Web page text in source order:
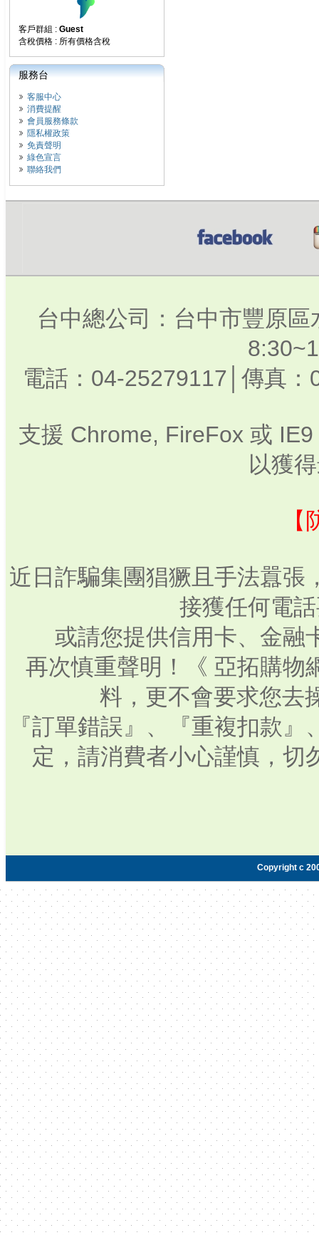
客戶群組 : Guest
含稅價格 : 所有價格含稅
服務台
客服中心
消費提醒
會員服務條款
隱私權政策
免責聲明
綠色宣言
聯絡我們
台中總公司：台中市豐原
電話：04-25279117│傳真
支援 Chrome, FireFox 或
以獲
近日詐騙集團猖獗且手法囂張
接獲任何電
或請您提供信用卡、金融
再次慎重聲明！《 亞拓購物
料，更不會要求您去
『訂單錯誤』、『重複扣款
定，請消費者小心謹慎，切
Copyright c